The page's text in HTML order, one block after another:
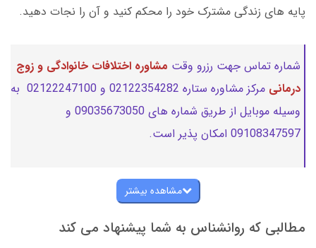
پایه های زندگی مشترک خود را محکم کنید و آن را نجات دهید.
شماره تماس جهت رزرو وقت مشاوره اختلافات خانوادگی و زوج
درمانی
مرکز مشاوره ستاره 02122354282 و 02122247100 به
وسیله موبایل از طریق شماره های 09035673050 و
09108347597 امکان پذیر است.
مشاهده بیشتر
مطالبی که روانشناس به شما پیشنهاد می کند